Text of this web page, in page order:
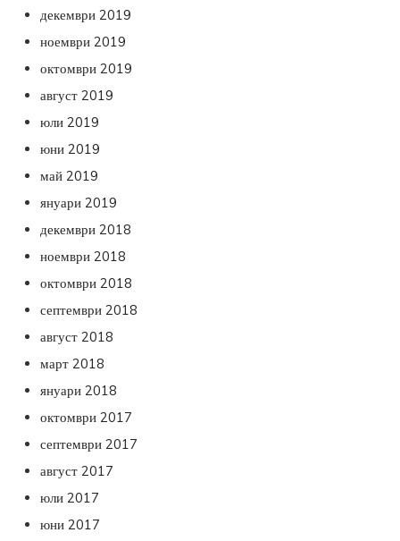
декември 2019
ноември 2019
октомври 2019
август 2019
юли 2019
юни 2019
май 2019
януари 2019
декември 2018
ноември 2018
октомври 2018
септември 2018
август 2018
март 2018
януари 2018
октомври 2017
септември 2017
август 2017
юли 2017
юни 2017